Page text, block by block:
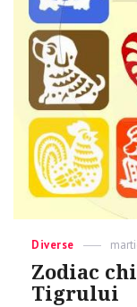
Categories
Diverse
on
Zodiac
Tigrului